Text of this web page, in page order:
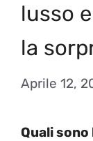
lusso
la
Aprile 12,
Quali